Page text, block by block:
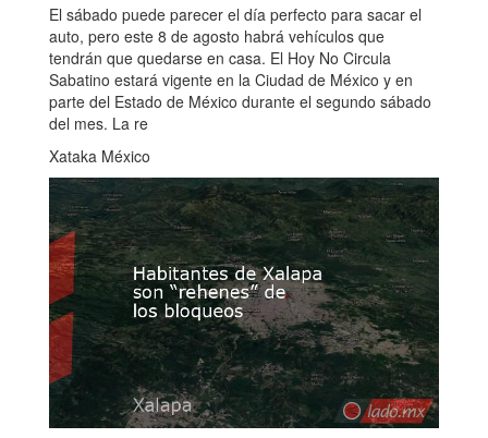
El sábado puede parecer el día perfecto para sacar el
auto, pero este 8 de agosto habrá vehículos que
tendrán que quedarse en casa. El Hoy No Circula
Sabatino estará vigente en la Ciudad de México y en
parte del Estado de México durante el segundo sábado
del mes. La re
Xataka México